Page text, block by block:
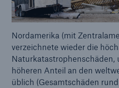
©
Nordamerika (mit
verzeichnete wieder die
Naturkatastrophenschäden,
höheren Anteil an den
üblich (Gesamtschäden